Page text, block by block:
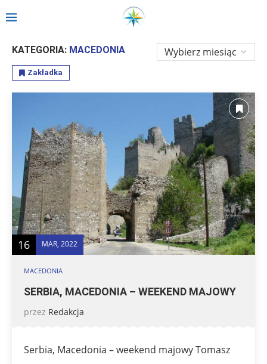
Strona główna Europa»MACEDONIA
KATEGORIA: MACEDONIA
Zakładka
16 MAR, 2022
MACEDONIA
SERBIA, MACEDONIA – WEEKEND MAJOWY
przez Redakcja
Serbia, Macedonia – weekend majowy Tomasz